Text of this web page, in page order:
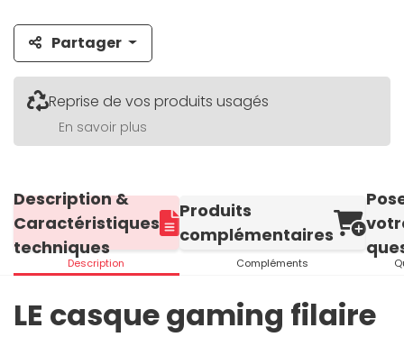
Partager
Reprise de vos produits usagés
En savoir plus
Description &
Caractéristiques
techniques
Description
Produits
complémentaires
Compléments
LE casque gaming filaire